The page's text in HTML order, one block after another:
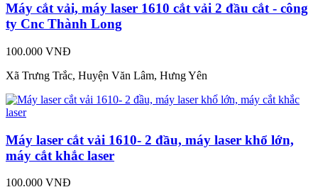
Máy cắt vải, máy laser 1610 cắt vải 2 đầu cắt - công
ty Cnc Thành Long
100.000 VNĐ
Xã Trưng Trắc, Huyện Văn Lâm, Hưng Yên
Máy laser cắt vải 1610- 2 đầu, máy laser khổ lớn,
máy cắt khắc laser
100.000 VNĐ